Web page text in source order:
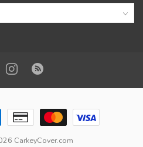
CarkeyCover.com